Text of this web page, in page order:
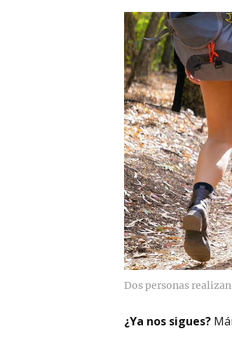
Dos personas
¿Ya nos sigues?